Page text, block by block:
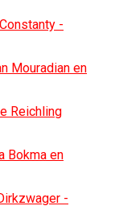
-
Mouradian en
Reichling
Bokma en
-